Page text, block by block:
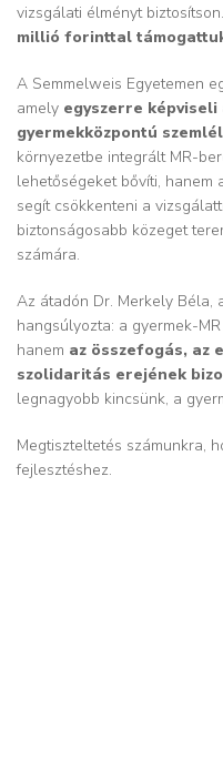
vizsgálati élményt biztosítson.
millió forinttal
A Semmelweis Egyetemen
amely egyszerre
gyermekközpontú
környezetbe integrált MR-
lehetőségeket bővíti, hanem
segít csökkenteni a
biztonságosabb közeget
számára.
Az átadón Dr. Merkely Béla,
hangsúlyozta: a gyermek-
hanem az összefogás, az
szolidaritás erejének
legnagyobb kincsünk, a
Megtiszteltetés számunkra,
fejlesztéshez.